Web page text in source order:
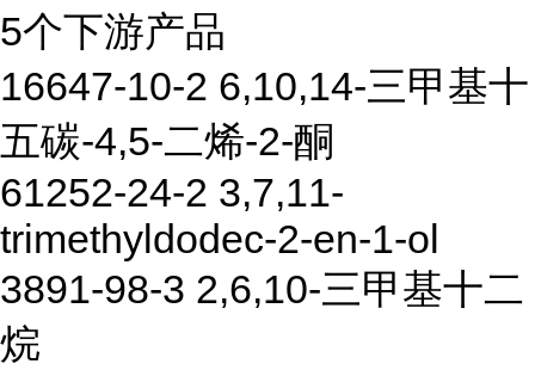
5个下游产品
16647-10-2 6,10,14-三甲基十
五碳-4,5-二烯-2-酮
61252-24-2 3,7,11-
trimethyldodec-2-en-1-ol
3891-98-3 2,6,10-三甲基十二
烷